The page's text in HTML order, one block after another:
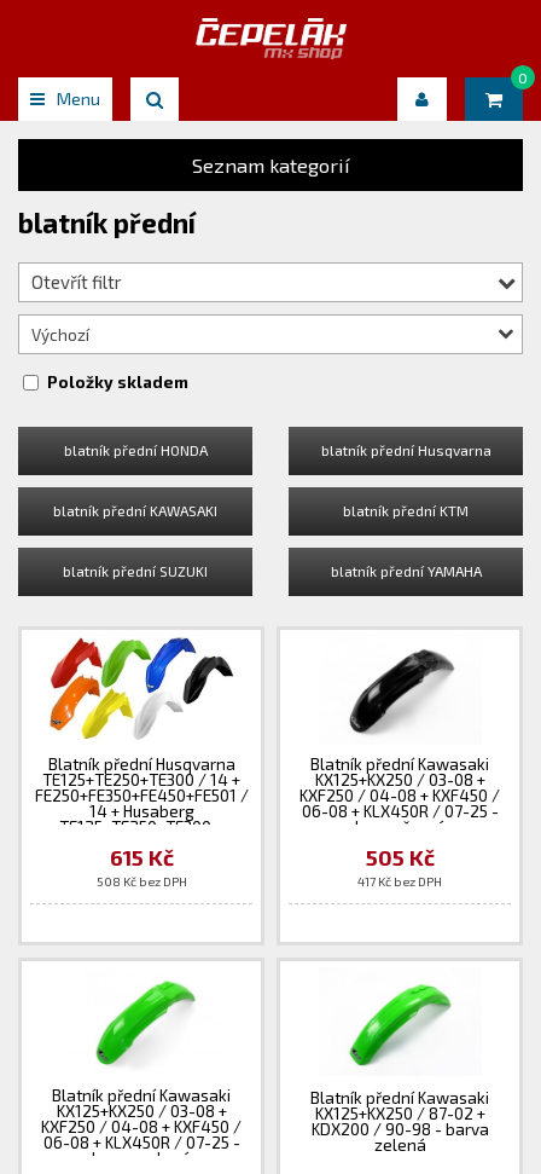
Menu
0
Seznam kategorií
blatník přední
Otevřít filtr
Výchozí
Položky skladem
blatník přední HONDA blatník přední Husqvarna
blatník přední KAWASAKI blatník přední KTM
blatník přední SUZUKI blatník přední YAMAHA
Blatník přední Husqvarna
TE125+TE250+TE300 / 14 +
FE250+FE350+FE450+FE501 /
14 + Husaberg
TE125+TE250+TE300 +
13-14 - barva bílá
615 Kč
508 Kč bez DPH
Blatník přední Kawasaki
KX125+KX250 / 03-08 +
KXF250 / 04-08 + KXF450 /
06-08 + KLX450R / 07-25 -
barva černá
505 Kč
417 Kč bez DPH
Blatník přední Kawasaki
KX125+KX250 / 03-08 +
KXF250 / 04-08 + KXF450 /
06-08 + KLX450R / 07-25 -
barva zelená
Blatník přední Kawasaki
KX125+KX250 / 87-02 +
KDX200 / 90-98 - barva
zelená